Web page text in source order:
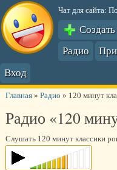
Чат для сайта:
Радио
Вход
Главная» Радио » 120 минут
Радио «120
Слушать 120 минут классики